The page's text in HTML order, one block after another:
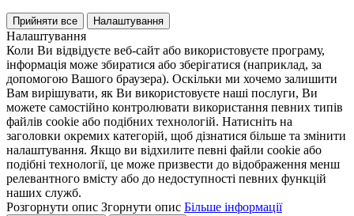
Прийняти все Налаштування
Налаштування
Коли Ви відвідуєте веб-сайт або використовуєте програму,
інформація може збиратися або зберігатися (наприклад, за
допомогою Вашого браузера). Оскільки ми хочемо залишити
Вам вирішувати, як Ви використовуєте наші послуги, Ви
можете самостійно контролювати використання певних типів
файлів cookie або подібних технологій. Натисніть на
заголовки окремих категорій, щоб дізнатися більше та змінити
налаштування. Якщо ви відхилите певні файли cookie або
подібні технології, це може призвести до відображення менш
релевантного вмісту або до недоступності певних функцій
наших служб.
Розгорнути опис Згорнути опис Більше інформації